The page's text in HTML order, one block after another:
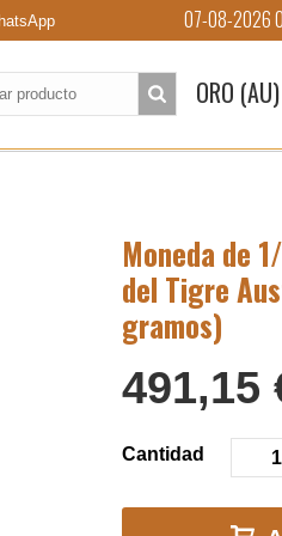
07-08-2026
ORO (AU)
Moneda de
del Tigre
gramos)
491,15
Cantidad